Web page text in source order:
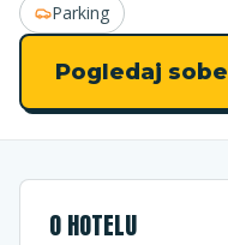
Parking
Pogledaj sobe
O HOTELU